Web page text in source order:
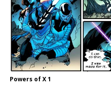
Powers of X 1